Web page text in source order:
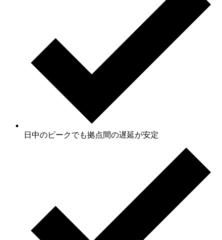
日中のピークでも拠点間の遅延が安定